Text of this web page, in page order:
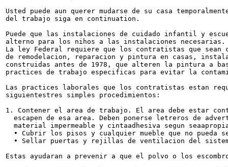
Usted puede aun querer mudarse de su casa
del trabajo siga en continuation.
Puede que las instalaciones de cuidado infantil y
alterno para los nihos a las instalaciones necesarias.
La ley Federal requiere que los contratistas que sean
de remodelacion, reparacion y pintura en casas,
construidas antes de 1978, que alteren la pintura a
practices de trabajo especificas para evitar la
Las practices laborales que los contratistas estan
siguientestres simples procedimientos:
1. Contener el area de trabajo. El area debe estar
escapen de esa area. Deben ponerse letreros de
material impermeable y cintaadhesiva segun
• Cubrir los pisos y cualquier mueble que no pueda
• Sellar puertas y rejillas de ventilacion del
Estas ayudaran a prevenir a que el polvo o los